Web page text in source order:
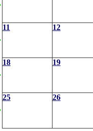
11 12
18 19
25 26